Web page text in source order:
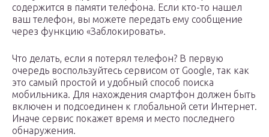
содержится в памяти телефона. Если кто-то нашел
ваш телефон, вы можете передать ему сообщение
через функцию «Заблокировать».
Что делать, если я потерял телефон? В первую
очередь воспользуйтесь сервисом от Google, так как
это самый простой и удобный способ поиска
мобильника. Для нахождения смартфон должен быть
включен и подсоединен к глобальной сети Интернет.
Иначе сервис покажет время и место последнего
обнаружения.